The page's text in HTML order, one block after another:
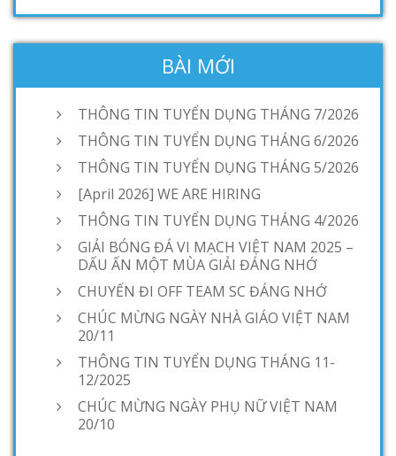
BÀI MỚI
THÔNG TIN TUYỂN DỤNG THÁNG 7/2026
THÔNG TIN TUYỂN DỤNG THÁNG 6/2026
THÔNG TIN TUYỂN DỤNG THÁNG 5/2026
[April 2026] WE ARE HIRING
THÔNG TIN TUYỂN DỤNG THÁNG 4/2026
GIẢI BÓNG ĐÁ VI MẠCH VIỆT NAM 2025 –
DẤU ẤN MỘT MÙA GIẢI ĐÁNG NHỚ
CHUYẾN ĐI OFF TEAM SC ĐÁNG NHỚ
CHÚC MỪNG NGÀY NHÀ GIÁO VIỆT NAM
20/11
THÔNG TIN TUYỂN DỤNG THÁNG 11-
12/2025
CHÚC MỪNG NGÀY PHỤ NỮ VIỆT NAM
20/10